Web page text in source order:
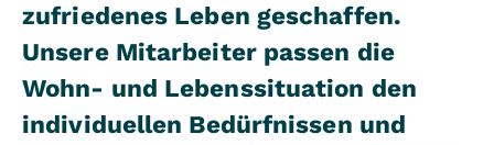
zufriedenes Leben geschaffen.
Unsere Mitarbeiter passen die
Wohn- und Lebenssituation den
individuellen Bedürfnissen und